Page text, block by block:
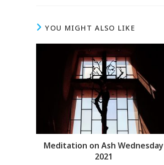
YOU MIGHT ALSO LIKE
Meditation on Ash Wednesday
2021
Ecological Civilization
Higher Education
Meditation
Publication
The Podcast